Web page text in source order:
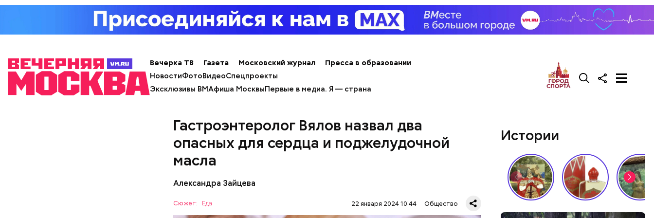
Вечерка ТВ Газета Московский журнал
Пресса в образовании
НовостиФотоВидеоСпецпроекты
Эксклюзивы ВМАфиша МосквыПервые в медиа. Я — страна
Гастроэнтеролог Вялов назвал два
опасных для сердца и поджелудочной
масла
Александра Зайцева
Сюжет: Еда 22 января 2024 10:44 Общество
Фото: Shutterstock
заверил специалист.
Истории